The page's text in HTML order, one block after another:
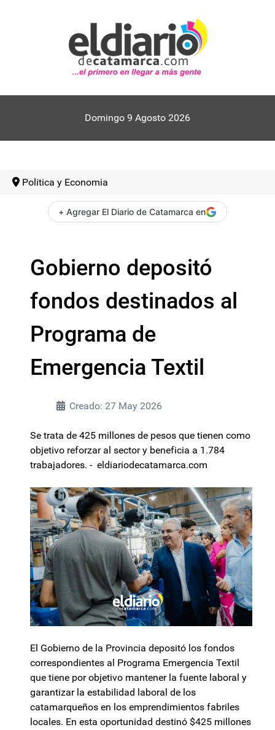
Domingo 9 Agosto 2026
Politica y Economia
+ Agregar El Diario de Catamarca en
Gobierno depositó
fondos destinados al
Programa de
Emergencia Textil
Creado: 27 May 2026
Se trata de 425 millones de pesos que tienen como
objetivo reforzar al sector y beneficia a 1.784
trabajadores. - eldiariodecatamarca.com
El Gobierno de la Provincia depositó los fondos
correspondientes al Programa Emergencia Textil
que tiene por objetivo mantener la fuente laboral y
garantizar la estabilidad laboral de los
catamarqueños en los emprendimientos fabriles
locales. En esta oportunidad destinó $425 millones